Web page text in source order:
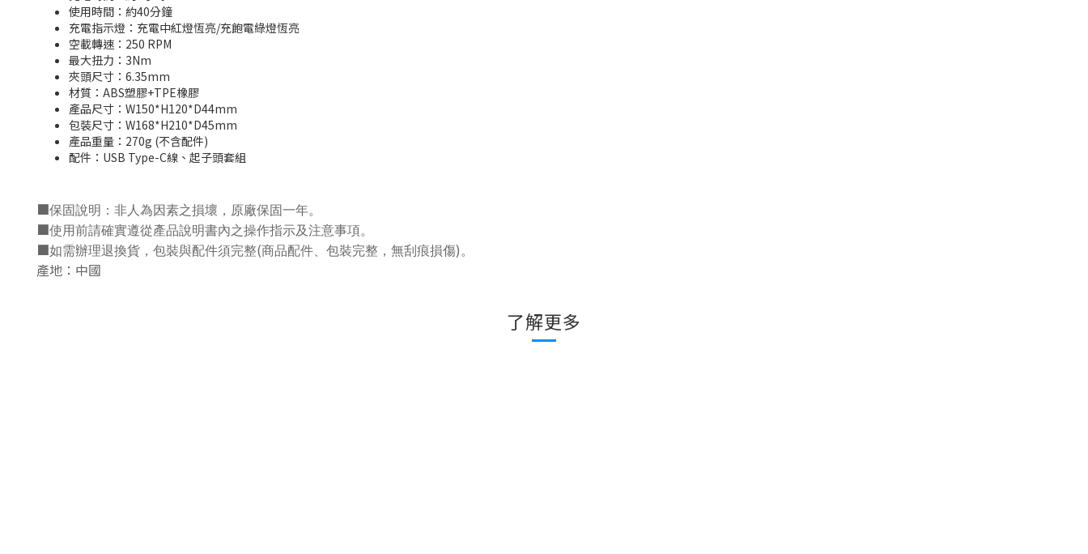
使用時間：約40分鐘
充電指示燈：充電中紅燈恆亮/充飽電綠燈恆亮
空載轉速：250 RPM
最大扭力：3Nm
夾頭尺寸：6.35mm
材質：ABS塑膠+TPE橡膠
產品尺寸：W150*H120*D44mm
包裝尺寸：W168*H210*D45mm
產品重量：270g (不含配件)
配件：USB Type-C線、起子頭套組
■保固說明：非人為因素之損壞，原廠保固一年。
■使用前請確實遵從產品說明書內之操作指示及注意事項。
■如需辦理退換貨，包裝與配件須完整(商品配件、包裝完整，無刮痕損傷)。
產地：中國
了解更多